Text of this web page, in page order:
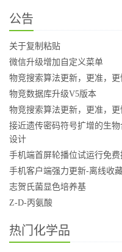
公告
关于复制粘贴
微信升级增加自定义菜单
物竞搜索算法更新，更准，更
物竞数据库升级V5版本
物竞搜索算法更新，更准，更
接近遗传密码符号扩增的生
设计
手机端首屏轮播位试运行免费
手机客户端强力更新-离线收
志贺氏菌显色培养基
Z-D-丙氨酸
热门化学品